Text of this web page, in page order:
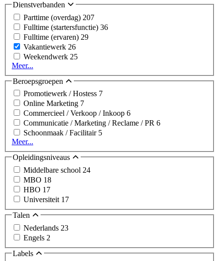
Dienstverbanden
Parttime (overdag) 207
Fulltime (startersfunctie) 36
Fulltime (ervaren) 29
Vakantiewerk 26
Weekendwerk 25
Meer...
Beroepsgroepen
Promotiewerk / Hostess 7
Online Marketing 7
Commercieel / Verkoop / Inkoop 6
Communicatie / Marketing / Reclame / PR 6
Schoonmaak / Facilitair 5
Meer...
Opleidingsniveaus
Middelbare school 24
MBO 18
HBO 17
Universiteit 17
Talen
Nederlands 23
Engels 2
Labels